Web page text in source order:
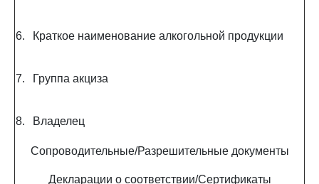
6. Краткое наименование алкогольной продукции
7. Группа акциза
8. Владелец
Сопроводительные/Разрешительные документы
Декларации о соответствии/Сертификаты